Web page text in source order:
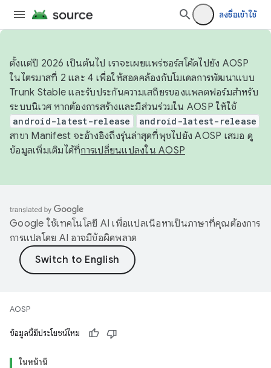
ลงชื่อเข้าใช้
ตั้งแต่ปี 2026 เป็นต้นไป เราจะเผยแพร่ซอร์สโค้ดไปยัง AOSP
ในไตรมาสที่ 2 และ 4 เพื่อให้สอดคล้องกับโมเดลการพัฒนาแบบ
Trunk Stable และรับประกันความเสถียรของแพลตฟอร์มสำหรับ
ระบบนิเวศ หากต้องการสร้างและมีส่วนร่วมใน AOSP ให้ใช้
android-latest-release android-latest-release
สาขา Manifest จะอ้างอิงถึงรุ่นล่าสุดที่พุชไปยัง AOSP เสมอ ดู
ข้อมูลเพิ่มเติมได้ที่การเปลี่ยนแปลงใน AOSP
Google ใช้เทคโนโลยี AI เพื่อแปลเนื้อหาเป็นภาษาที่คุณต้องการ
การแปลโดย AI อาจมีข้อผิดพลาด
AOSP
ข้อมูลนี้มีประโยชน์ไหม
ในหน้านี้